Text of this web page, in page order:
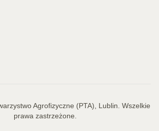
Agrofizyczne (PTA), Lublin. Wszelkie
prawa zastrzeżone.